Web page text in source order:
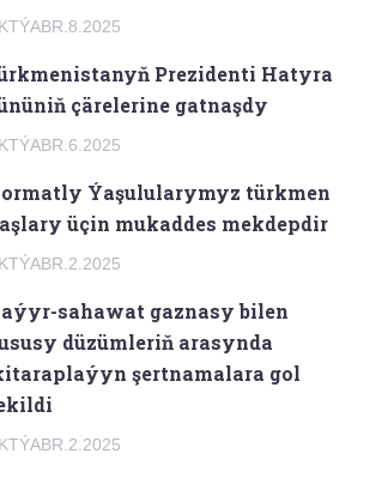
Prezidenti Hatyra
çärelerine gatnaşdy
Ýaşulularymyz türkmen
üçin mukaddes mekdepdir
sahawat gaznasy bilen
düzümleriň arasynda
şertnamalara gol